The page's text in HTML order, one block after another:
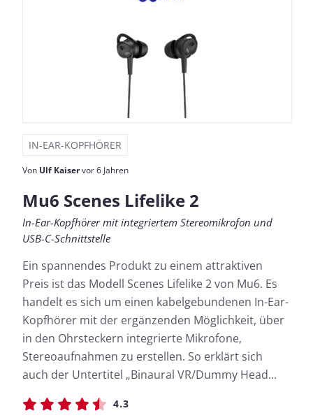
IN-EAR-KOPFHÖRER
Von Ulf Kaiservor 6 Jahren
Mu6 Scenes Lifelike 2
In-Ear-Kopfhörer mit integriertem Stereomikrofon und
USB-C-Schnittstelle
Ein spannendes Produkt zu einem attraktiven
Preis ist das Modell Scenes Lifelike 2 von Mu6. Es
handelt es sich um einen kabelgebundenen In-Ear-
Kopfhörer mit der ergänzenden Möglichkeit, über
in den Ohrsteckern integrierte Mikrofone,
Stereoaufnahmen zu erstellen. So erklärt sich
auch der Untertitel „Binaural VR/Dummy Head...
4.3